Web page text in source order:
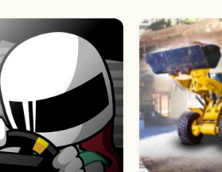
的过程中不断结识新朋友，挑战新
行。相信你也会从暖暖这里获得对